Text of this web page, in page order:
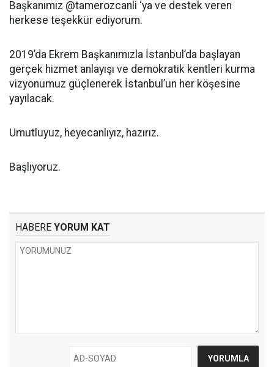
Başkanımız @tamerozcanli ‘ya ve destek veren
herkese teşekkür ediyorum.
2019’da Ekrem Başkanımızla İstanbul’da başlayan
gerçek hizmet anlayışı ve demokratik kentleri kurma
vizyonumuz güçlenerek İstanbul’un her köşesine
yayılacak.
Umutluyuz, heyecanlıyız, hazırız.
Başlıyoruz.
HABERE YORUM KAT